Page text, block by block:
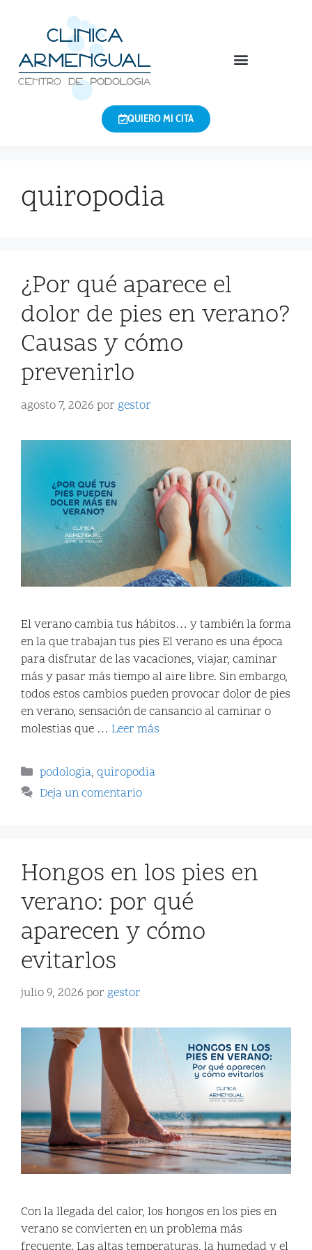
QUIERO MI CITA
quiropodia
¿Por qué aparece el
dolor de pies en verano?
Causas y cómo
prevenirlo
agosto 7, 2026 por gestor
El verano cambia tus hábitos… y también la forma
en la que trabajan tus pies El verano es una época
para disfrutar de las vacaciones, viajar, caminar
más y pasar más tiempo al aire libre. Sin embargo,
todos estos cambios pueden provocar dolor de pies
en verano, sensación de cansancio al caminar o
molestias que … Leer más
podologia,quiropodia
Deja un comentario
Hongos en los pies en
verano: por qué
aparecen y cómo
evitarlos
julio 9, 2026 por gestor
Con la llegada del calor, los hongos en los pies en
verano se convierten en un problema más